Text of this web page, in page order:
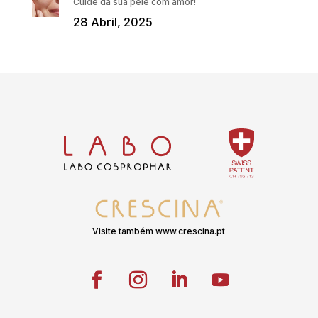
28 Abril, 2025
Visite também www.crescina.pt